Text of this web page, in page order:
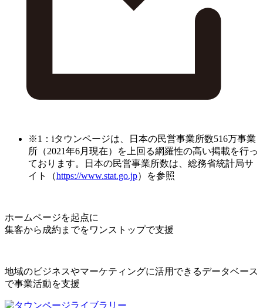
※1：iタウンページは、日本の民営事業所数516万事業
所（2021年6月現在）を上回る網羅性の高い掲載を行っ
ております。日本の民営事業所数は、総務省統計局サ
イト（https://www.stat.go.jp）を参照
ホームページを起点に
集客から成約までをワンストップで支援
地域のビジネスやマーケティングに活用できるデータベース
で事業活動を支援